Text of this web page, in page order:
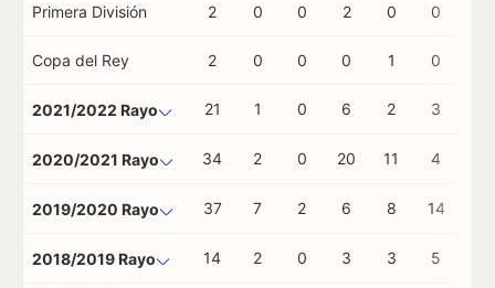
Primera División 2 0 0 2 0 0
Copa del Rey 2 0 0 0 1 0
2021/2022 Rayo 21 1 0 6 2 3
2020/2021 Rayo 34 2 0 20 11 4
2019/2020 Rayo 37 7 2 6 8 14
2018/2019 Rayo 14 2 0 3 3 5